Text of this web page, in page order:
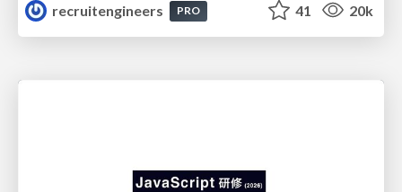
recruitengineers
PRO 41 20k